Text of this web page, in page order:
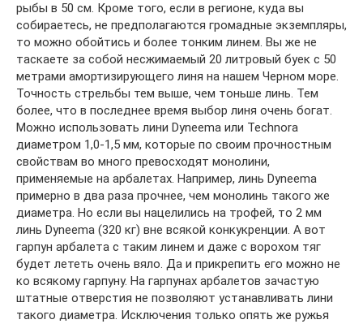
рыбы в 50 см. Кроме того, если в регионе, куда вы
собираетесь, не предполагаются громадные экземпляры,
то можно обойтись и более тонким линем. Вы же не
таскаете за собой несжимаемый 20 литровый буек с 50
метрами амортизирующего линя на нашем Черном море.
Точность стрельбы тем выше, чем тоньше линь. Тем
более, что в последнее время выбор линя очень богат.
Можно использовать лини Dyneema или Technora
диаметром 1,0-1,5 мм, которые по своим прочностным
свойствам во много превосходят монолини,
применяемые на арбалетах. Например, линь Dyneema
примерно в два раза прочнее, чем монолинь такого же
диаметра. Но если вы нацелились на трофей, то 2 мм
линь Dyneema (320 кг) вне всякой конкукренции. А вот
гарпун арбалета с таким линем и даже с ворохом тяг
будет лететь очень вяло. Да и прикрепить его можно не
ко всякому гарпуну. На гарпунах арбалетов зачастую
штатные отверстия не позволяют устанавливать лини
такого диаметра. Исключения только опять же ружья